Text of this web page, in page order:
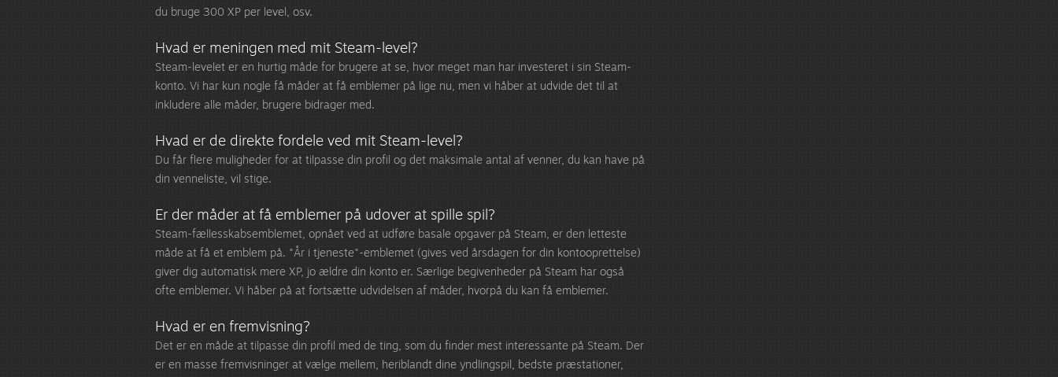
du bruge 300 XP per level, osv.
Hvad er meningen med mit Steam-level?
Steam-levelet er en hurtig måde for brugere at se, hvor meget man har investeret i sin Steam-
konto. Vi har kun nogle få måder at få emblemer på lige nu, men vi håber at udvide det til at
inkludere alle måder, brugere bidrager med.
Hvad er de direkte fordele ved mit Steam-level?
Du får flere muligheder for at tilpasse din profil og det maksimale antal af venner, du kan have på
din venneliste, vil stige.
Er der måder at få emblemer på udover at spille spil?
Steam-fællesskabsemblemet, opnået ved at udføre basale opgaver på Steam, er den letteste
måde at få et emblem på. "År i tjeneste"-emblemet (gives ved årsdagen for din kontooprettelse)
giver dig automatisk mere XP, jo ældre din konto er. Særlige begivenheder på Steam har også
ofte emblemer. Vi håber på at fortsætte udvidelsen af måder, hvorpå du kan få emblemer.
Hvad er en fremvisning?
Det er en måde at tilpasse din profil med de ting, som du finder mest interessante på Steam. Der
er en masse fremvisninger at vælge mellem, heriblandt dine yndlingspil, bedste præstationer,